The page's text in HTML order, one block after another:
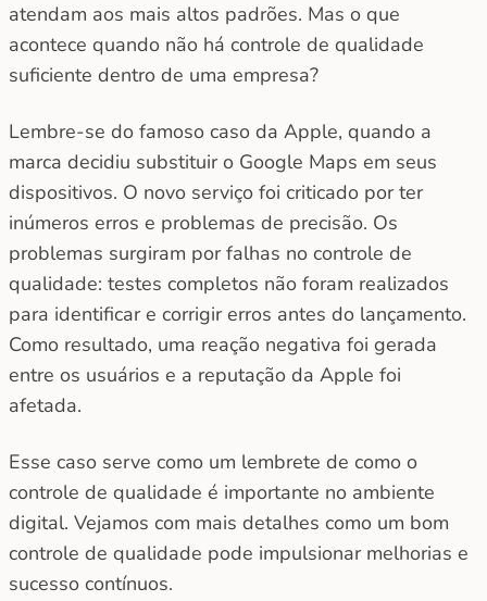
atendam aos mais altos padrões. Mas o que
acontece quando não há controle de qualidade
suficiente dentro de uma empresa?
Lembre-se do famoso caso da Apple, quando a
marca decidiu substituir o Google Maps em seus
dispositivos. O novo serviço foi criticado por ter
inúmeros erros e problemas de precisão. Os
problemas surgiram por falhas no controle de
qualidade: testes completos não foram realizados
para identificar e corrigir erros antes do lançamento.
Como resultado, uma reação negativa foi gerada
entre os usuários e a reputação da Apple foi
afetada.
Esse caso serve como um lembrete de como o
controle de qualidade é importante no ambiente
digital. Vejamos com mais detalhes como um bom
controle de qualidade pode impulsionar melhorias e
sucesso contínuos.